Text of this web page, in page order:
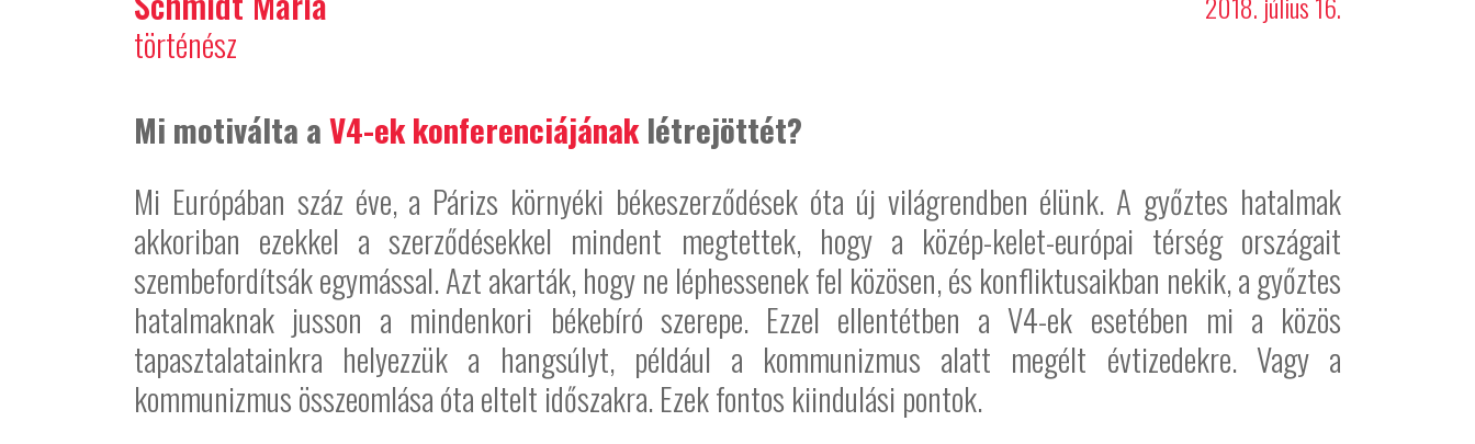
történész
Mi motiválta aV4-ek konferenciájának létrejöttét?
Mi Európában száz éve, a Párizs környéki békeszerződések óta új világrendben élünk. A győztes hatalmak
akkoriban ezekkel a szerződésekkel mindent megtettek, hogy a közép-kelet-európai térség országait
szembefordítsák egymással. Azt akarták, hogy ne léphessenek fel közösen, és konfliktusaikban nekik, a győztes
hatalmaknak jusson a mindenkori békebíró szerepe. Ezzel ellentétben a V4-ek esetében mi a közös
tapasztalatainkra helyezzük a hangsúlyt, például a kommunizmus alatt megélt évtizedekre. Vagy a
kommunizmus összeomlása óta eltelt időszakra. Ezek fontos kiindulási pontok.